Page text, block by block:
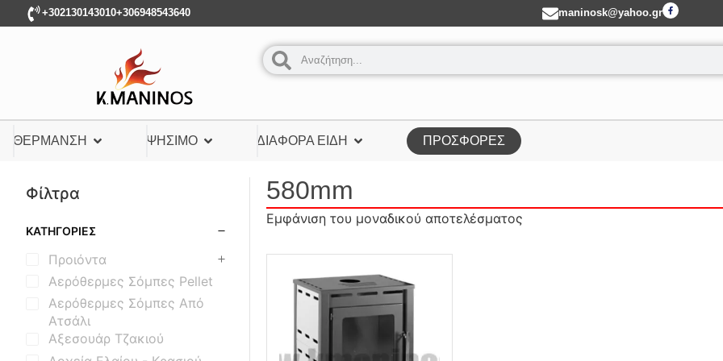
+302130143010+306948543640 maninosk@yahoo.gr
ΘΈΡΜΑΝΣΗ ΨΉΣΙΜΟ ΔΙΆΦΟΡΑ ΕΊΔΗ ΠΡΟΣΦΟΡΕΣ
Φίλτρα
ΚΑΤΗΓΟΡΊΕΣ
Προιόντα
Αερόθερμες Σόμπες Pellet
Αερόθερμες Σόμπες Από
Ατσάλι
Αξεσουάρ Τζακιού
580mm
Εμφάνιση του μοναδικού αποτελέσματος